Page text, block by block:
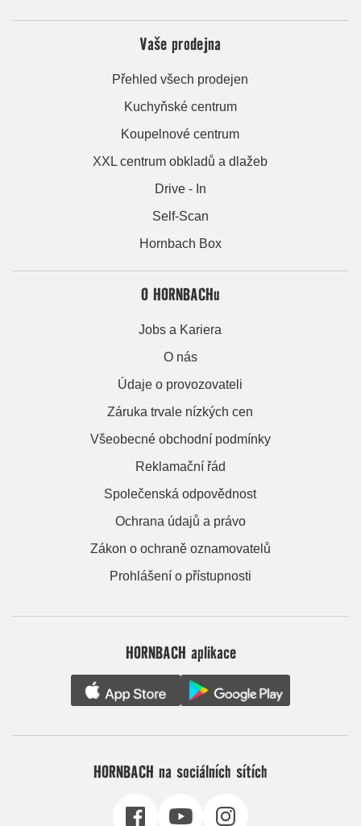
Vaše prodejna
Přehled všech prodejen
Kuchyňské centrum
Koupelnové centrum
XXL centrum obkladů a dlažeb
Drive - In
Self-Scan
Hornbach Box
O HORNBACHu
Jobs a Kariera
O nás
Údaje o provozovateli
Záruka trvale nízkých cen
Všeobecné obchodní podmínky
Reklamační řád
Společenská odpovědnost
Ochrana údajů a právo
Zákon o ochraně oznamovatelů
Prohlášení o přístupnosti
HORNBACH aplikace
HORNBACH na sociálních sítích